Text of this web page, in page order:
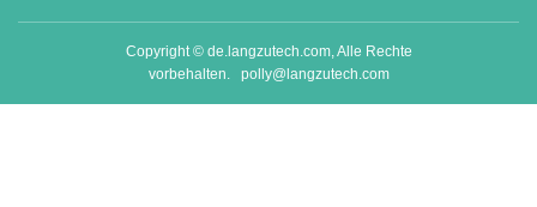
Copyright © de.langzutech.com, Alle Rechte
vorbehalten. polly@langzutech.com